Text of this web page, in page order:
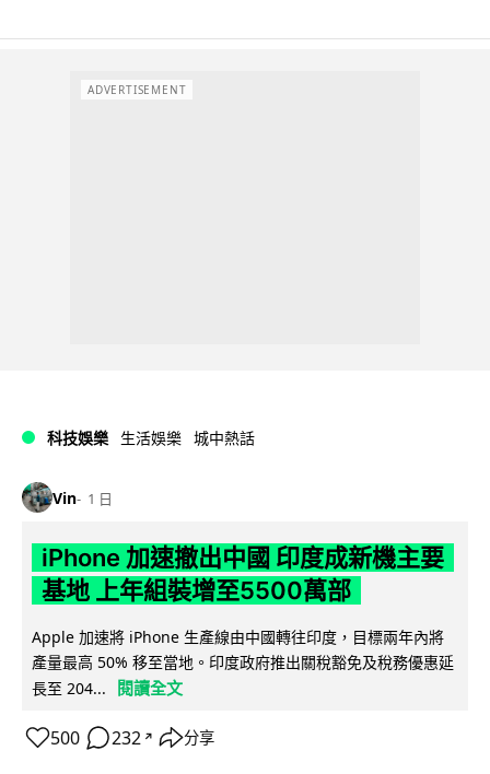
ADVERTISEMENT
科技娛樂 生活娛樂 城中熱話
Vin 1 日
iPhone 加速撤出中國 印度成新機主要
基地 上年組裝增至5500萬部
Apple 加速將 iPhone 生產線由中國轉往印度，目標兩年內將
產量最高 50% 移至當地。印度政府推出關稅豁免及稅務優惠延
長至 204...
閱讀全文
500 232 ↗ 分享